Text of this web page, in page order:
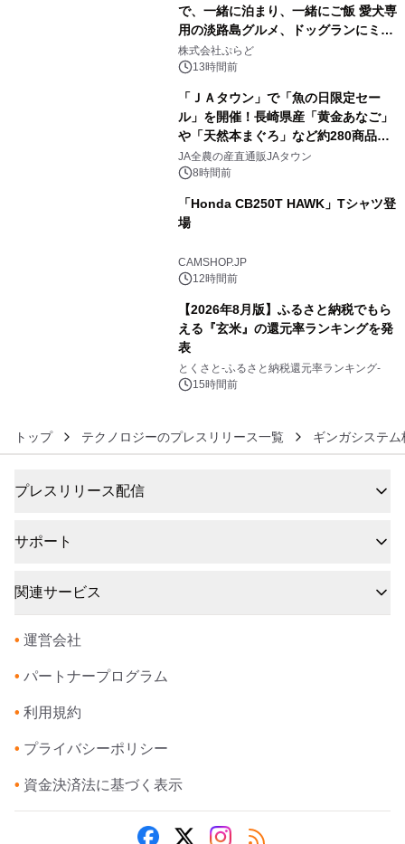
で、一緒に泊まり、一緒にご飯 愛犬専
用の淡路島グルメ、ドッグランにミニ
プール グランピングとトレーラーハウ
スの2施設で
株式会社ぷらど
13時間前
「ＪＡタウン」で「魚の日限定セー
ル」を開催！長崎県産「黄金あなご」
や「天然本まぐろ」など約280商品を
販売！～毎月１０日の定例企画～
JA全農の産直通販JAタウン
8時間前
「Honda CB250T HAWK」Tシャツ登
場
CAMSHOP.JP
12時間前
【2026年8月版】ふるさと納税でもら
える『玄米』の還元率ランキングを発
表
とくさと-ふるさと納税還元率ランキング-
15時間前
トップ テクノロジーのプレスリリース一覧 ギンガシステム
プレスリリース配信
サポート
関連サービス
• 運営会社
• パートナープログラム
• 利用規約
• プライバシーポリシー
• 資金決済法に基づく表示